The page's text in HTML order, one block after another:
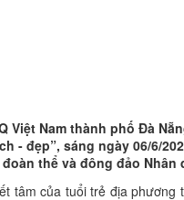
Việt Nam thành phố Đà
- đẹp”, sáng ngày 06/6/
thể và đông đảo Nhân
tâm của tuổi trẻ địa phương